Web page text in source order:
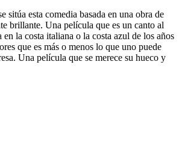
esta comedia basada en una obra de
brillante. Una película que es un canto al
la costa italiana o la costa azul de los años
que es más o menos lo que uno puede
Una película que se merece su hueco y